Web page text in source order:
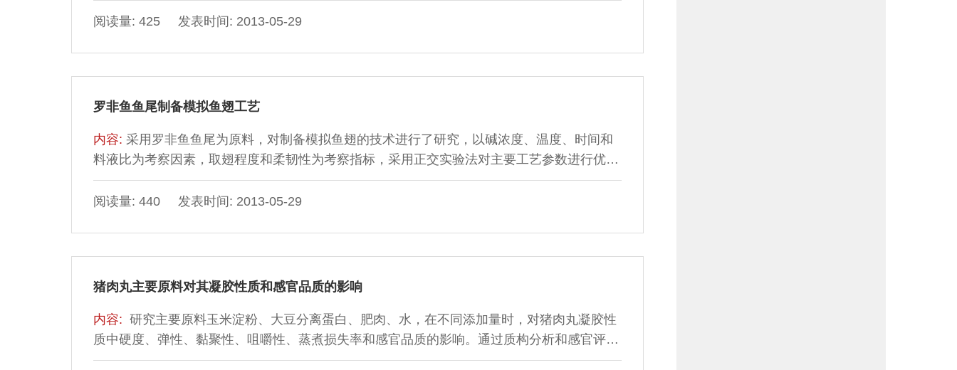
大，确定了山药添加量为50%，糯米、粳米比为1.5:1；通过正交试验，借助因子分析和极差分
阅读量: 425 发表时间: 2013-05-29
罗非鱼鱼尾制备模拟鱼翅工艺
内容: 采用罗非鱼鱼尾为原料，对制备模拟鱼翅的技术进行了研究，以碱浓度、温度、时间和
料液比为考察因素，取翅程度和柔韧性为考察指标，采用正交实验法对主要工艺参数进行优
化。结果表明：酸碱均有利于模拟鱼翅的制备，最佳取翅工艺为：温度45℃，料液比1:25，碱
浓度0.15 mol/L，时间120min；最佳软化工艺为：冰乙酸浓度0.125mol/L，温度45℃，时间
阅读量: 440 发表时间: 2013-05-29
猪肉丸主要原料对其凝胶性质和感官品质的影响
内容: 研究主要原料玉米淀粉、大豆分离蛋白、肥肉、水，在不同添加量时，对猪肉丸凝胶性
质中硬度、弹性、黏聚性、咀嚼性、蒸煮损失率和感官品质的影响。通过质构分析和感官评
价，结果表明：玉米淀粉的不同添加量对猪肉丸的硬度、弹性、黏聚性、咀嚼性、蒸煮损失率